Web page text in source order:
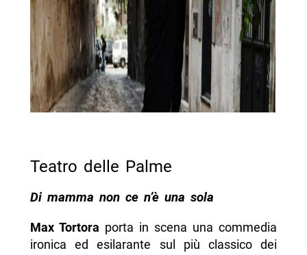
Teatro delle Palme
Di mamma non ce n’è una sola
Max Tortora porta in scena una commedia
ironica ed esilarante sul più classico dei